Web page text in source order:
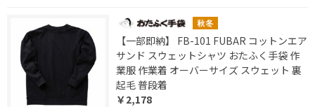
【一部即納】 FB-101 FUBAR コットンエア
サンド スウェットシャツ おたふく手袋 作
業服 作業着 オーバーサイズ スウェット 裏
起毛 普段着
￥2,178